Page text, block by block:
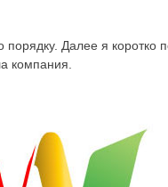
порядку. Далее я коротко
компания.